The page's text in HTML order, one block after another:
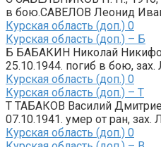
в бою.САВЕЛОВ Леонид
Курская область (доп.) 0
Курская область (доп.) – Б
Б БАБАКИН Николай
25.10.1944. погиб в бою,
Курская область (доп.) 0
Курская область (доп.) – Т
Т ТАБАКОВ Василий
07.10.1941. умер от ран, зах.
Курская область (доп.) 0